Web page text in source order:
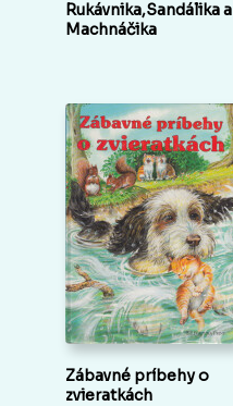
Rukávnika,Sandálika a
Machnáčika
Zábavné príbehy o
zvieratkách